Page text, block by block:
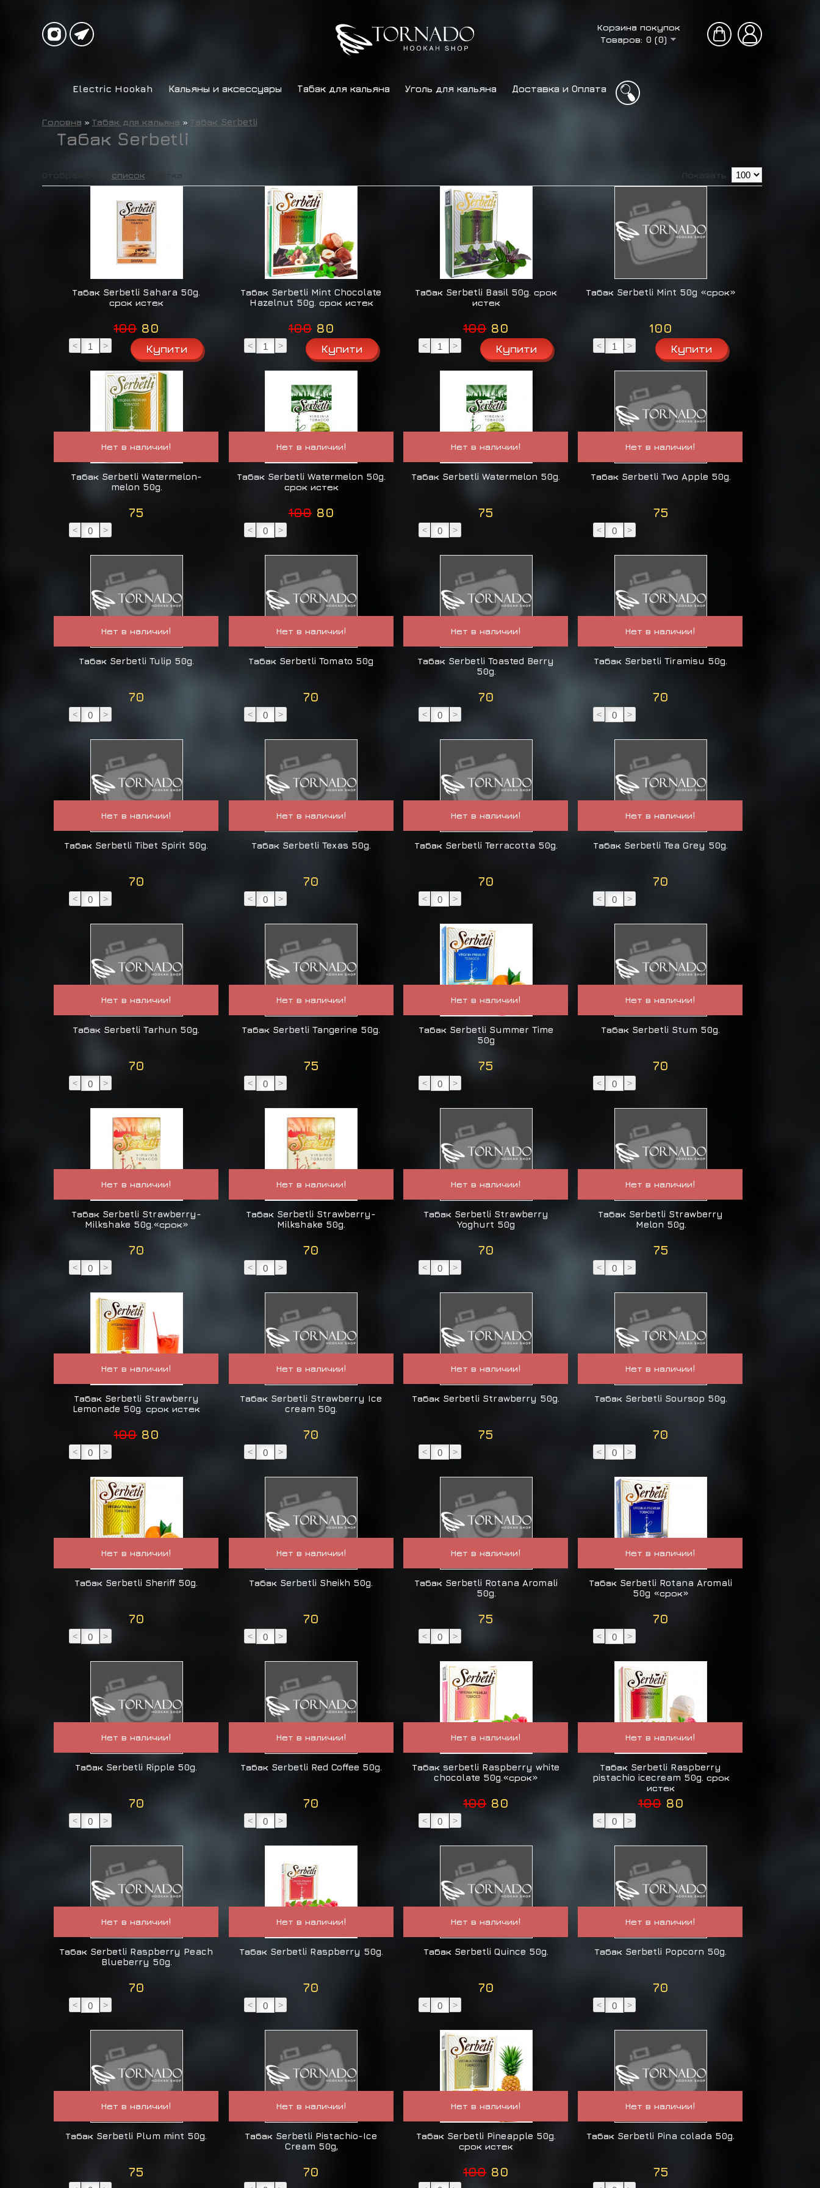
Корзина покупок
Товаров: 0 (0)
Electric Hookah Кальяны и аксессуары Табак для кальяна Уголь для кальяна Доставка и Оплата
Головна » Табак для кальяна » Табак Serbetli
Табак Serbetli
Отображение: список сетка Показать:
Табак Serbetli Sahara 50g.
срок истек
100 80
< >
Табак Serbetli Mint Chocolate
Hazelnut 50g. срок истек
100 80
< >
Табак Serbetli Basil 50g. срок
истек
100 80
< >
Табак Serbetli Mint 50g «срок»
100
< >
Нет в наличии!
Табак Serbetli Watermelon-
melon 50g.
75
< >
Нет в наличии!
Табак Serbetli Watermelon 50g.
срок истек
100 80
< >
Нет в наличии!
Табак Serbetli Watermelon 50g.
75
< >
Нет в наличии!
Табак Serbetli Two Apple 50g.
75
< >
Нет в наличии!
Табак Serbetli Tulip 50g.
70
< >
Нет в наличии!
Табак Serbetli Tomato 50g
70
< >
Нет в наличии!
Табак Serbetli Toasted Berry
50g.
70
< >
Нет в наличии!
Табак Serbetli Tiramisu 50g.
70
< >
Нет в наличии!
Табак Serbetli Tibet Spirit 50g.
70
< >
Нет в наличии!
Табак Serbetli Texas 50g.
70
< >
Нет в наличии!
Табак Serbetli Terracotta 50g.
70
< >
Нет в наличии!
Табак Serbetli Tea Grey 50g.
70
< >
Нет в наличии!
Табак Serbetli Tarhun 50g.
70
< >
Нет в наличии!
Табак Serbetli Tangerine 50g.
75
< >
Нет в наличии!
Табак Serbetli Summer Time
50g
75
< >
Нет в наличии!
Табак Serbetli Stum 50g.
70
< >
Нет в наличии!
Табак Serbetli Strawberry-
Milkshake 50g.«срок»
70
< >
Нет в наличии!
Табак Serbetli Strawberry-
Milkshake 50g.
70
< >
Нет в наличии!
Табак Serbetli Strawberry
Yoghurt 50g
70
< >
Нет в наличии!
Табак Serbetli Strawberry
Melon 50g.
75
< >
Нет в наличии!
Табак Serbetli Strawberry
Lemonade 50g. срок истек
100 80
< >
Нет в наличии!
Табак Serbetli Strawberry Ice
cream 50g.
70
< >
Нет в наличии!
Табак Serbetli Strawberry 50g.
75
< >
Нет в наличии!
Табак Serbetli Soursop 50g.
70
< >
Нет в наличии!
Табак Serbetli Sheriff 50g.
70
< >
Нет в наличии!
Табак Serbetli Sheikh 50g.
70
< >
Нет в наличии!
Табак Serbetli Rotana Aromali
50g.
75
< >
Нет в наличии!
Табак Serbetli Rotana Aromali
50g «срок»
70
< >
Нет в наличии!
Табак Serbetli Ripple 50g.
70
< >
Нет в наличии!
Табак Serbetli Red Coffee 50g.
70
< >
Нет в наличии!
Табак serbetli Raspberry white
chocolate 50g.«срок»
100 80
< >
Нет в наличии!
Табак Serbetli Raspberry
pistachio icecream 50g. срок
истек
100 80
< >
Нет в наличии!
Табак Serbetli Raspberry Peach
Blueberry 50g.
70
< >
Нет в наличии!
Табак Serbetli Raspberry 50g.
70
< >
Нет в наличии!
Табак Serbetli Quince 50g.
70
< >
Нет в наличии!
Табак Serbetli Popcorn 50g.
70
< >
Нет в наличии!
Табак Serbetli Plum mint 50g.
75
Нет в наличии!
Табак Serbetli Pistachio-Ice
Cream 50g,
70
Нет в наличии!
Табак Serbetli Pineapple 50g.
срок истек
100 80
Нет в наличии!
Табак Serbetli Pina colada 50g.
75